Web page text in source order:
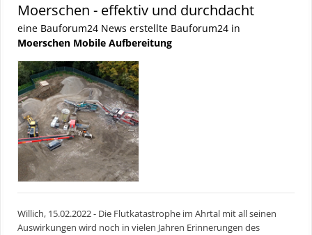
Moerschen - effektiv und durchdacht
eine Bauforum24 News erstellte Bauforum24 in
Moerschen Mobile Aufbereitung
Willich, 15.02.2022 - Die Flutkatastrophe im Ahrtal mit all seinen
Auswirkungen wird noch in vielen Jahren Erinnerungen des